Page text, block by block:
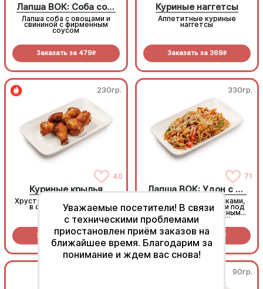
Лапша ВОК: Соба со свининой
Лапша соба с овощами и
свининой с фирменным
соусом
Заказать за 479R
Куриные наггетсы
Аппетитные куриные
наггетсы
Заказать за 369R
230гр.
40
Куриные крылья
Хрустящие куриные крылья
в острой панировке
Заказать за 399 R
330гр.
71
Лапша ВОК: Удон с морепродуктами
Лапша удон с креветками,
кальмаром и мидиями под
аппетитным устричным
соусом и овощами
Заказать за R
90гр.
Уважаемые посетители! В связи
с техническими проблемами
приостановлен приём заказов на
ближайшее время. Благодарим за
понимание и ждем вас снова!